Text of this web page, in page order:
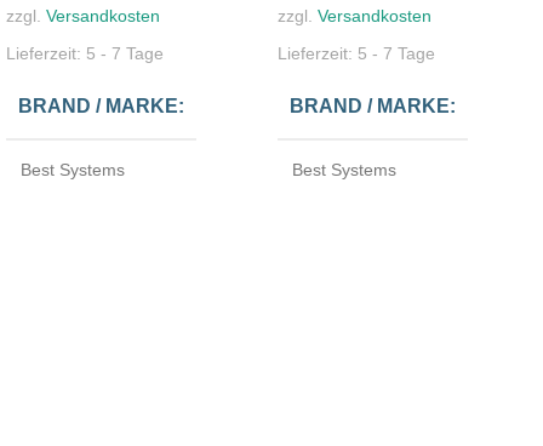
zzgl. Versandkosten
Lieferzeit: 5 - 7 Tage
BRAND / MARKE
Best Systems
zzgl. Versandkosten
Lieferzeit: 5 - 7 Tage
BRAND / MARKE
Best Systems